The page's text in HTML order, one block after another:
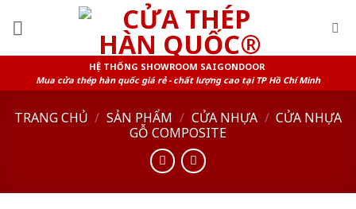
HỆ THỐNG SHOWROOM SAIGONDOOR
Mua cửa thép hàn quốc giá rẻ - chất lượng cao tại TP Hồ Chí Minh
TRANG CHỦ / SẢN PHẨM / CỬA NHỰA / CỬA NHỰA
GỖ COMPOSITE